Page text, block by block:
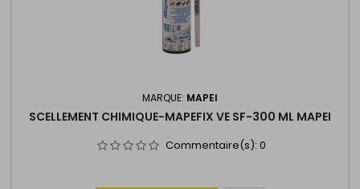
MARQUE: MAPEI
SCELLEMENT CHIMIQUE-MAPEFIX VE SF-300 ML MAPEI
Commentaire(s): 0